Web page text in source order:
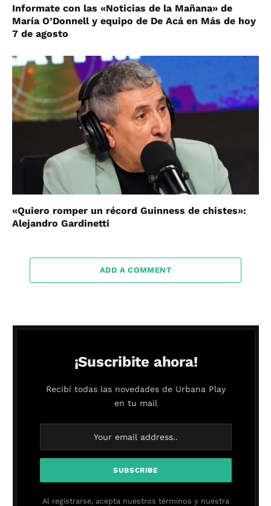
Informate con las «Noticias de la Mañana» de
María O’Donnell y equipo de De Acá en Más de hoy
7 de agosto
«Quiero romper un récord Guinness de chistes»:
Alejandro Gardinetti
ADD A COMMENT
¡Suscribite ahora!
Recibí todas las novedades de Urbana Play
en tu mail
Al registrarse, acepta nuestros términos y nuestra